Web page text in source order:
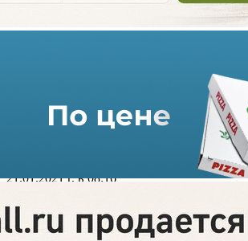
Петербург»
торговый центр
ЖК «Юнтолово»
2 мин
Компания «Главстрой Санкт-Петербург»,